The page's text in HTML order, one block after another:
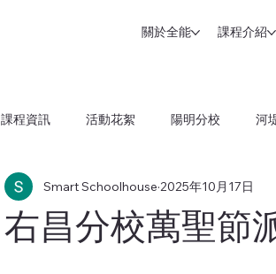
關於全能 課程介紹
課程資訊 活動花絮 陽明分校 河
鎮昌分校 屏東分校 台南和緯分校
右昌分校萬聖節
Smart Schoolhouse 2025年10月17日